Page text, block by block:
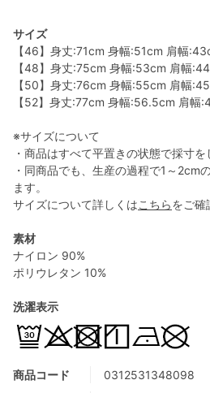
商品コード
0312531348098
サイズ
【46】身丈:71cm 身幅:51cm 肩幅
【48】身丈:75cm 身幅:53cm 肩幅
【50】身丈:76cm 身幅:55cm 肩幅
【52】身丈:77cm 身幅:56.5cm 肩
※サイズについて
・商品はすべて平置きの状態で採寸を
・同商品でも、生産の過程で1～2cm
ます。
サイズについて詳しくはこちらをご確
素材
ナイロン 90%
ポリウレタン 10%
洗濯表示